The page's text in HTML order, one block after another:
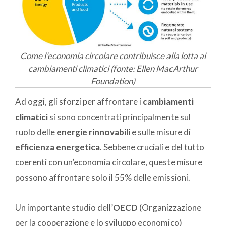
Come l’economia circolare contribuisce alla lotta ai
cambiamenti climatici (fonte: Ellen MacArthur
Foundation)
Ad oggi, gli sforzi per affrontare i cambiamenti
climaticisi sono concentrati principalmente sul
ruolo delleenergie rinnovabilie sulle misure di
efficienza energetica. Sebbene cruciali e del tutto
coerenti con un’economia circolare, queste misure
possono affrontare solo il 55% delle emissioni.
Un importante studio dell’OECD (Organizzazione
per la cooperazione e lo sviluppo economico)